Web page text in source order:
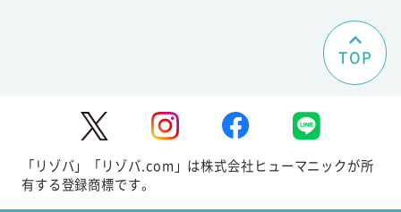
TOP
「リゾバ」「リゾバ.com」は株式会社ヒューマニックが所
有する登録商標です。